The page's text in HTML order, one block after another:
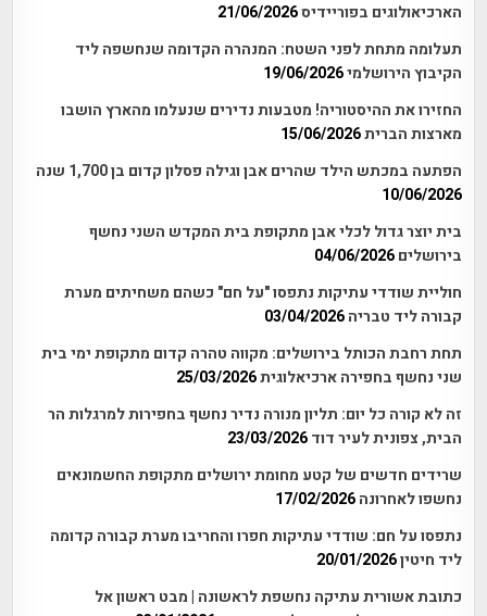
הארכיאולוגים בפוריידיס21/06/2026
תעלומה מתחת לפני השטח: המנהרה הקדומה שנחשפה ליד
הקיבוץ הירושלמי19/06/2026
החזירו את ההיסטוריה! מטבעות נדירים שנעלמו מהארץ הושבו
מארצות הברית15/06/2026
הפתעה במכתש הילד שהרים אבן וגילה פסלון קדום בן 1,700 שנה
10/06/2026
בית יוצר גדול לכלי אבן מתקופת בית המקדש השני נחשף
בירושלים 04/06/2026
חוליית שודדי עתיקות נתפסו "על חם" כשהם משחיתים מערת
קבורה ליד טבריה 03/04/2026
תחת רחבת הכותל בירושלים: מקווה טהרה קדום מתקופת ימי בית
שני נחשף בחפירה ארכיאלוגית25/03/2026
זה לא קורה כל יום: תליון מנורה נדיר נחשף בחפירות למרגלות הר
הבית, צפונית לעיר דוד 23/03/2026
שרידים חדשים של קטע מחומת ירושלים מתקופת החשמונאים
נחשפו לאחרונה 17/02/2026
נתפסו על חם: שודדי עתיקות חפרו והחריבו מערת קבורה קדומה
ליד חיטין20/01/2026
כתובת אשורית עתיקה נחשפת לראשונה | מבט ראשון אל